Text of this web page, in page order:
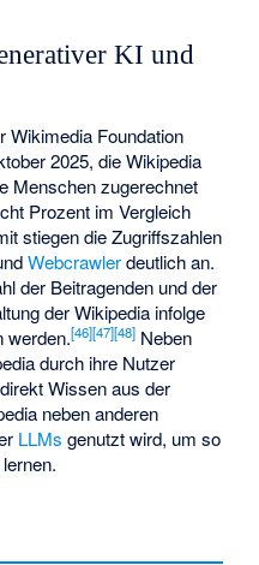
KI und
Wikimedia Foundation
2025, die Wikipedia
Menschen zugerechnet
Prozent im Vergleich
stiegen die Zugriffszahlen
Webcrawlerdeutlich an.
der Beitragenden und der
der Wikipedia infolge
werden.[46][47][48] Neben
durch ihre Nutzer
Wissen aus der
neben anderen
LLMs genutzt wird, um so